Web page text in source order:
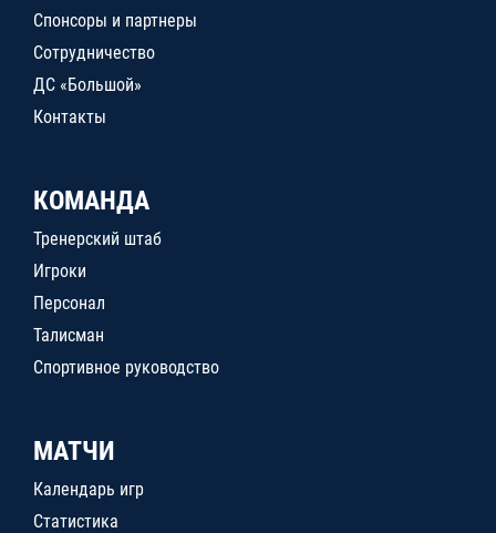
Спонсоры и партнеры
Сотрудничество
ДС «Большой»
Контакты
КОМАНДА
Тренерский штаб
Игроки
Персонал
Талисман
Спортивное руководство
МАТЧИ
Календарь игр
Статистика